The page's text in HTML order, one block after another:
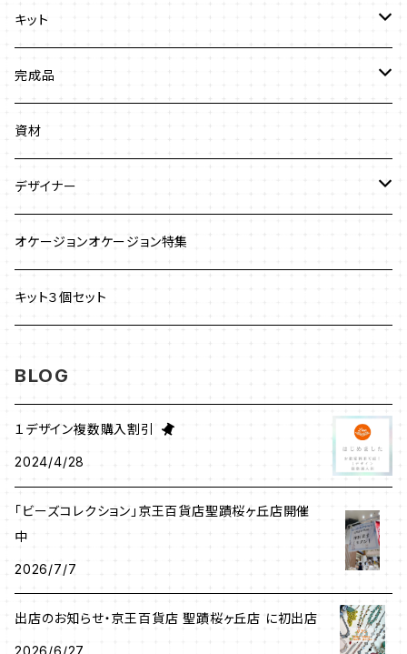
キット
ビーズステッチ
ネックレス
ストラップ
ブローチ
その他
リング
ピアス
ジュエリークロッシェ
クロッシェ
ワイヤーワーク
ネックレス
チェインメイル
完成品
ネックレス
ブレスレット
ピアス
ブローチ
イヤリング
ヘアアクセサリー
メガネチェーン
資材
デザイナー
澤田美子
新川智未
清水理子
オケージョンオケージョン特集
キット３個セット
BLOG
１デザイン複数購入割引
2024/4/28
「ビーズコレクション」京王百貨店聖蹟桜ヶ丘店開催
中
2026/7/7
出店のお知らせ・京王百貨店 聖蹟桜ヶ丘店 に初出店
2026/6/27